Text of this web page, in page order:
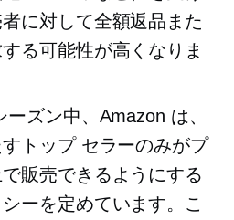
に対して全額返品また
る可能性が高くなりま
ズン中、Amazon は、
トップ セラーのみがプ
販売できるようにする
ーを定めています。こ